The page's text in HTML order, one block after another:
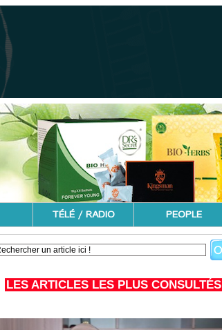
TÉLÉ / RADIO PEOPLE
LES ARTICLES LES PLUS CONSULTÉS